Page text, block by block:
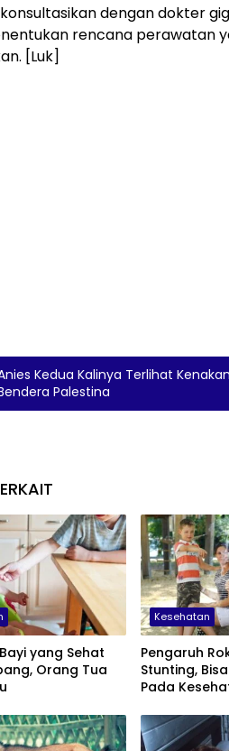
dengan dokter
rencana perawatan
[Luk]
Kedua Kalinya Terlihat
Palestina
yang Sehat
Orang Tua
Kesehatan
Pengaruh
Stunting,
Pada